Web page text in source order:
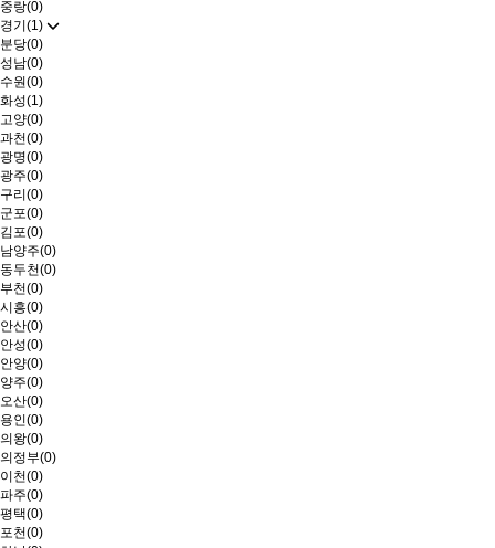
중랑(0)
경기(1)
분당(0)
성남(0)
수원(0)
화성(1)
고양(0)
과천(0)
광명(0)
광주(0)
구리(0)
군포(0)
김포(0)
남양주(0)
동두천(0)
부천(0)
시흥(0)
안산(0)
안성(0)
안양(0)
양주(0)
오산(0)
용인(0)
의왕(0)
의정부(0)
이천(0)
파주(0)
평택(0)
포천(0)